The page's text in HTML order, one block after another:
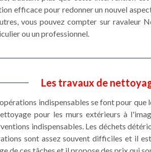
efficace pour redonner un nouvel
vous pouvez compter sur ravaleur
ou un professionnel.
Les travaux de
indispensables se font pour
pour les murs extérieurs à
indispensables. Les déchets
sont assez souvent difficiles et il